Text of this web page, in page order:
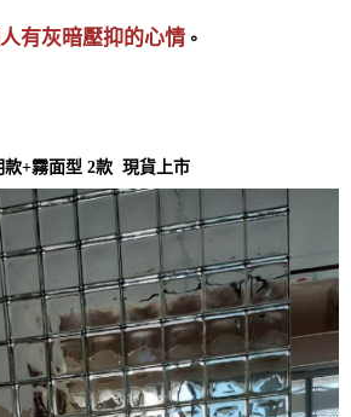
有灰暗壓抑的心情。
款+霧面型 2款 現貨上市